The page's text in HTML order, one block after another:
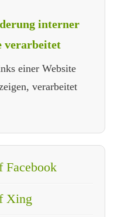
interner
verarbeitet
einer Website
verarbeitet
Facebook
Xing